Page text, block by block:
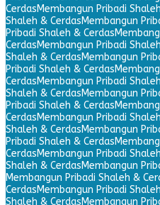
CerdasMembangun Pribadi
Shaleh & CerdasMembangun
Pribadi Shaleh & Cerdas
CerdasMembangun Pribadi
Shaleh & CerdasMembangun
Pribadi Shaleh & Cerdas
CerdasMembangun Pribadi
Shaleh & CerdasMembangun
Pribadi Shaleh & Cerdas
CerdasMembangun Pribadi
Shaleh & CerdasMembangun
Pribadi Shaleh & Cerdas
CerdasMembangun Pribadi
Shaleh & CerdasMembangun
Membangun Pribadi Shaleh &
CerdasMembangun Pribadi
Shaleh & CerdasMembangun